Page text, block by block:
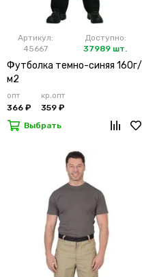
Артикул:
45667
Доступно:
37989 шт.
Футболка темно-синяя 160г/
м2
опт
366 ₽
кр.опт
359 ₽
Выбрать